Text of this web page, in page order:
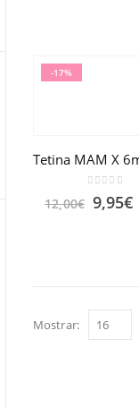
-17%
12,00€ 9,95€
Mostrar: